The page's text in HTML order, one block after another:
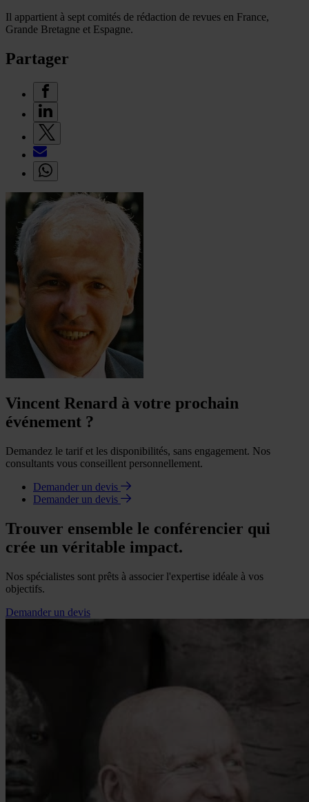
Il appartient à sept comités de rédaction de revues en France,
Grande Bretagne et Espagne.
Partager
Vincent Renard à votre prochain
événement ?
Demandez le tarif et les disponibilités, sans engagement. Nos
consultants vous conseillent personnellement.
Demander un devis
Demander un devis
Trouver ensemble le conférencier qui
crée un véritable impact.
Nos spécialistes sont prêts à associer l'expertise idéale à vos
objectifs.
Demander un devis